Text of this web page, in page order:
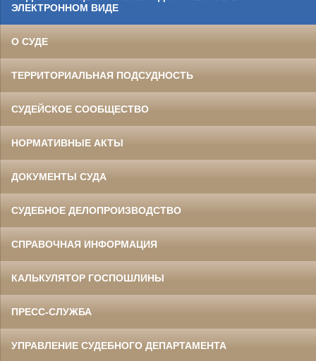
ЭЛЕКТРОННОМ ВИДЕ
О СУДЕ
ТЕРРИТОРИАЛЬНАЯ ПОДСУДНОСТЬ
СУДЕЙСКОЕ СООБЩЕСТВО
НОРМАТИВНЫЕ АКТЫ
ДОКУМЕНТЫ СУДА
СУДЕБНОЕ ДЕЛОПРОИЗВОДСТВО
СПРАВОЧНАЯ ИНФОРМАЦИЯ
КАЛЬКУЛЯТОР ГОСПОШЛИНЫ
ПРЕСС-СЛУЖБА
УПРАВЛЕНИЕ СУДЕБНОГО ДЕПАРТАМЕНТА